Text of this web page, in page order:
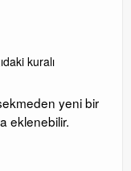
kuralı
yeni bir
eklenebilir.